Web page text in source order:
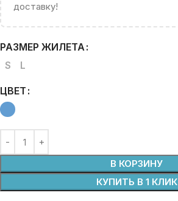
доставку!
РАЗМЕР ЖИЛЕТА
S
L
ЦВЕТ
В КОРЗИНУ
КУПИТЬ В 1 КЛИК